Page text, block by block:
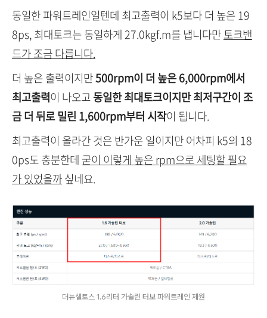
동일한 파워트레인일텐데 최고출력이 k5보다 더 높은 19
8ps, 최대토크는 동일하게 27.0kgf.m를 냅니다만토크밴
드가 조금 다릅니다.
더 높은 출력이지만500rpm이 더 높은 6,000rpm에서
최고출력이 나오고동일한 최대토크이지만 최저구간이 조
금 더 뒤로 밀린 1,600rpm부터 시작이 됩니다.
최고출력이 올라간 것은 반가운 일이지만 어차피 k5의 18
0ps도 충분한데 굳이 이렇게 높은 rpm으로 세팅할 필요
가 있었을까싶네요.
더뉴셀토스 1.6리터 가솔린 터보 파워트레인 제원